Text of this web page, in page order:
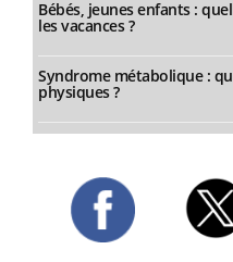
Bébés, jeunes enfants :
les vacances ?
Syndrome métabolique :
physiques ?